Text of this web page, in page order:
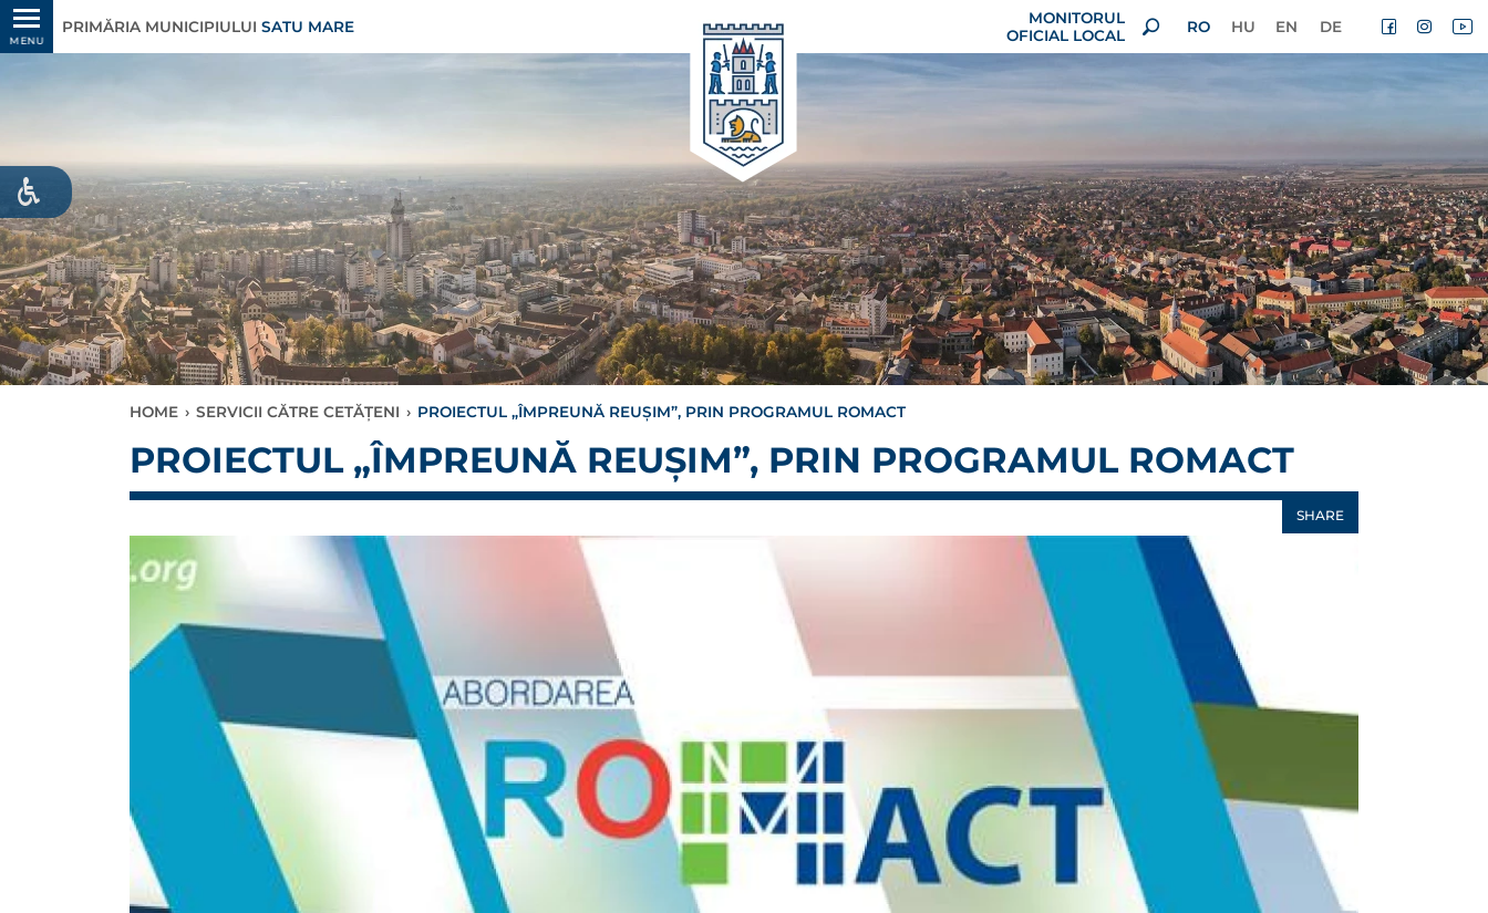
MENU
PRIMĂRIA MUNICIPIULUI SATU MARE
MONITORUL
OFICIAL LOCAL
RO HU EN DE
HOME › SERVICII CĂTRE CETĂȚENI › PROIECTUL „ÎMPREUNĂ REUȘIM”, PRIN PROGRAMUL ROMACT
PROIECTUL „ÎMPREUNĂ REUȘIM”, PRIN PROGRAMUL ROMACT
SHARE